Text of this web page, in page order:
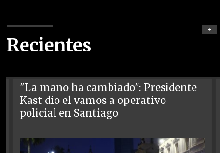
Recientes
+
"La mano ha cambiado": Presidente
Kast dio el vamos a operativo
policial en Santiago